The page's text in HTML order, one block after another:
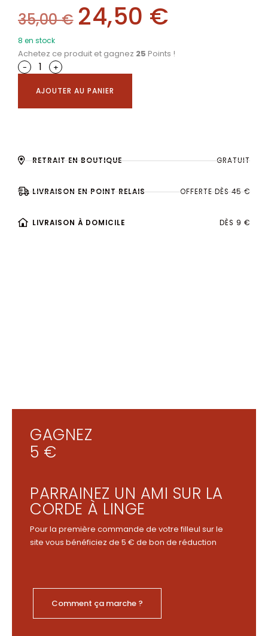
35,00€ 24,50 €
8 en stock
Achetez ce produit et gagnez 25 Points !
-
+
AJOUTER AU PANIER
RETRAIT EN BOUTIQUE GRATUIT
LIVRAISON EN POINT RELAIS OFFERTE DÈS 45 €
LIVRAISON À DOMICILE DÈS 9 €
GAGNEZ
5 €
PARRAINEZ UN AMI SUR LA
CORDE À LINGE
Pour la première commande de votre filleul sur le
site vous bénéficiez de 5 € de bon de réduction
Comment ça marche ?